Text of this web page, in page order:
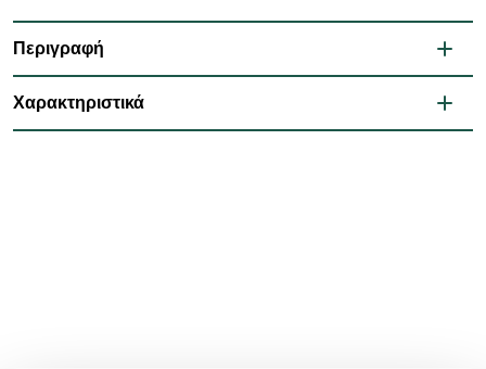
Περιγραφή
Χαρακτηριστικά